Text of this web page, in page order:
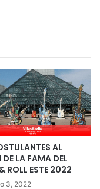
AL
DE LA FAMA DEL
ROLL ESTE 2022
3, 2022